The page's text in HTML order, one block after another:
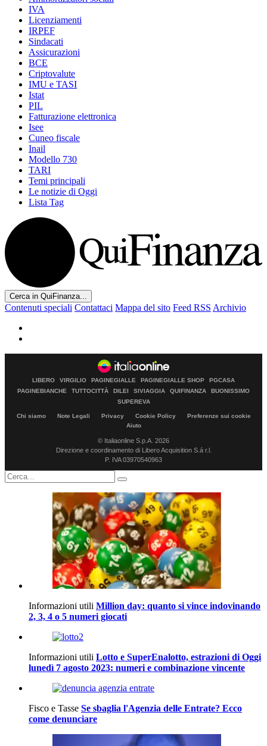
IVA
Licenziamenti
IRPEF
Sindacati
Assicurazioni
BCE
Criptovalute
IMU e TASI
Istat
PIL
Fatturazione elettronica
Isee
Cuneo fiscale
Inail
Modello 730
TARI
Temi principali
Le notizie di Oggi
Lista Tag
Cerca in QuiFinanza...
Contenuti speciali Contattaci Mappa del sito Feed RSS Archivio
LIBERO VIRGILIO PAGINEGIALLE PAGINEGIALLE SHOP
PGCASA
PAGINEBIANCHE
TUTTOCITTÀ DILEI SIVIAGGIA QUIFINANZA
BUONISSIMO
SUPEREVA
Chi siamo Note Legali Privacy Cookie Policy
Preferenze sui cookie
Aiuto
© Italiaonline S.p.A. 2026
Direzione e coordinamento di Libero Acquisition S.á r.l.
P. IVA 03970540963
Informazioni utili Million day: quanto si vince indovinando
2, 3, 4 o 5 numeri giocati
Informazioni utili Lotto e SuperEnalotto, estrazioni di Oggi
lunedì 7 agosto 2023: numeri e combinazione vincente
Fisco e Tasse Se sbaglia l'Agenzia delle Entrate? Ecco
come denunciare